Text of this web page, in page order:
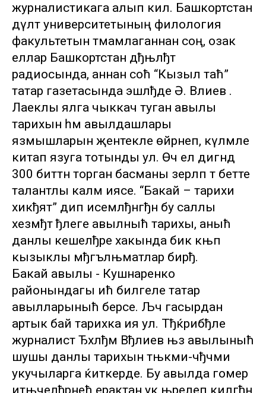
журналистикага алып килә. Башкортстан
дәүләт университетының филология
факультетын тәмамлаганнан соң, озак
еллар Башкортстан дђњлђт
радиосында, аннан соћ “Кызыл таћ”
татар газетасында эшлђде Ә. Вәлиев .
Лаеклы ялга чыккач туган авылы
тарихын һәм авылдашлары
язмышларын җентекле өйрәнеп, күләмле
китап язуга тотынды ул. Өч ел дигәндә
300 биттән торган басманы әзерләп тә бетте
талантлы каләм иясе. “Бакай – тарихи
хикђят” дип исемлђнгђн бу саллы
хезмђт ђлеге авылныћ тарихы, аныћ
данлы кешелђре хакында бик књп
кызыклы мђгълњматлар бирђ.
Бакай авылы - Кушнаренко
районындагы ић билгеле татар
авылларыныћ берсе. Љч гасырдан
артык бай тарихка ия ул. Тђќрибђле
журналист Ђхлђм Вђлиев њз авылыныћ
шушы данлы тарихын тњкми-чђчми
укучыларга ќиткерде. Бу авылда гомер
итњчелђрнећ ерактан ук њрелеп килгђн